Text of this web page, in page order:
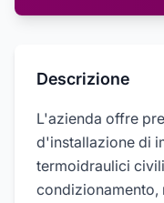
Descrizione
L'azienda offre
d'installazione di
termoidraulici
condizionamento,